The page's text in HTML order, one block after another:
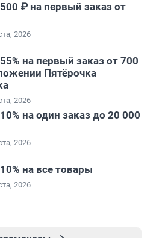
₽ на первый заказ от
2026
на первый заказ от 700
Пятёрочка
2026
на один заказ до 20 000
2026
на все товары
2026